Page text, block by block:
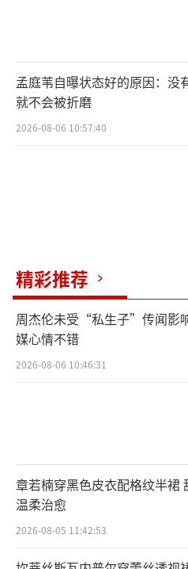
孟庭苇自曝状态好的原因：没
就不会被折磨
2026-08-06 10:57:40
精彩推荐
周杰伦未受“私生子”传闻影
媒心情不错
2026-08-06 10:46:31
章若楠穿黑色皮衣配格纹半裙
温柔治愈
2026-08-05 11:42:53